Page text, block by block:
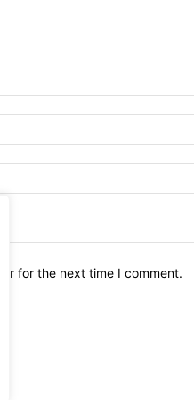
for the next time I comment.